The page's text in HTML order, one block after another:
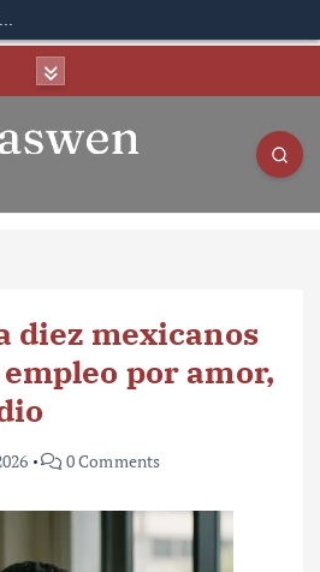
diez mexicanos
por amor,
0 Comments